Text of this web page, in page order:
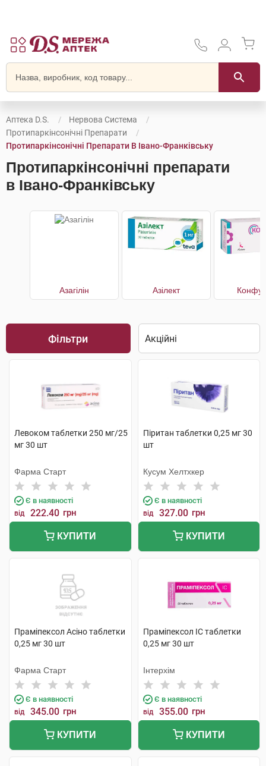
Аптека D.S.
Нервова Система
Протипаркінсонічні Препарати
Протипаркінсонічні Препарати В Івано-Франківську
Протипаркінсонічні препарати
в Івано-Франківську
Азагілін Азілект
Фільтри
Левоком таблетки 250 мг/25
мг 30 шт
Фарма Старт
Є в наявності
від 222.40 грн
КУПИТИ
Піритан таблетки 0,25 мг 30
шт
Кусум Хелтхкер
Є в наявності
від 327.00 грн
КУПИТИ
Праміпексол Асіно таблетки
0,25 мг 30 шт
Фарма Старт
Є в наявності
від 345.00 грн
КУПИТИ
Праміпексол IC таблетки
0,25 мг 30 шт
Інтерхім
Є в наявності
від 355.00 грн
КУПИТИ